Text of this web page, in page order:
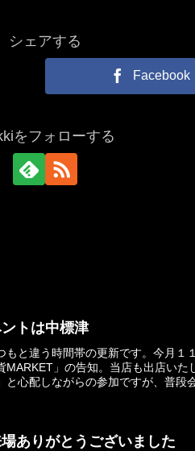
シェアする
Facebook
をフォローする
トは中標津
もと違う時間帯の更新です。今月１
MARKET」の告知。当店も出店いた
心配しながらの参加ですが、普段
ありがとうございました